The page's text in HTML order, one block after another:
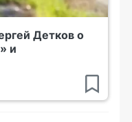
Детков о
и